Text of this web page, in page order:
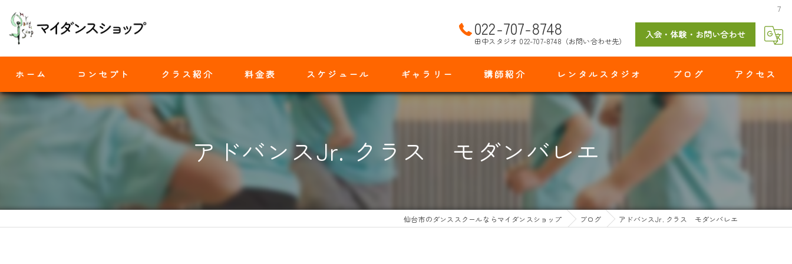
７
022-707-8748
田中スタジオ 022-707-8748（お問い合わせ先）
入会・体験・お問い合わせ
ホーム コンセプト クラス紹介
モダンバレエ
ヒップホップ
ジャズダンス
ストレッチ
料金表 スケジュール ギャラリー 講師紹介 レンタルスタジオ ブログ アクセス
マイダンスショップ 出花スタジオ
アドバンスJr. クラス モダンバレエ
仙台市のダンススクールならマイダンスショップ ブログ アドバンスJr. クラス モダンバレエ